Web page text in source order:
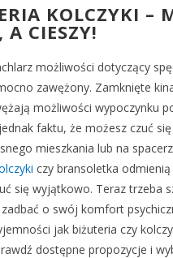
KOLCZYKI –
A CIESZY!
możliwości dotyczący
zawężony. Zamknięte
możliwości wypoczynku
faktu, że możesz czuć
mieszkania lub na
czy bransoletka
się wyjątkowo. Teraz trzeba
o swój komfort
jak biżuteria czy
dostępne propozycje i